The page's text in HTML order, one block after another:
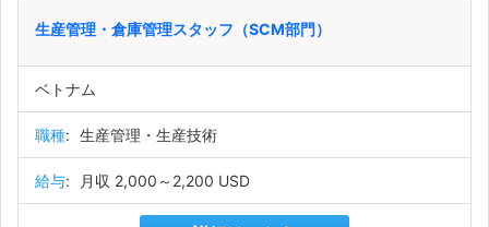
生産管理・倉庫管理スタッフ（SCM部門）
ベトナム
職種: 生産管理・生産技術
給与: 月収 2,000～2,200 USD